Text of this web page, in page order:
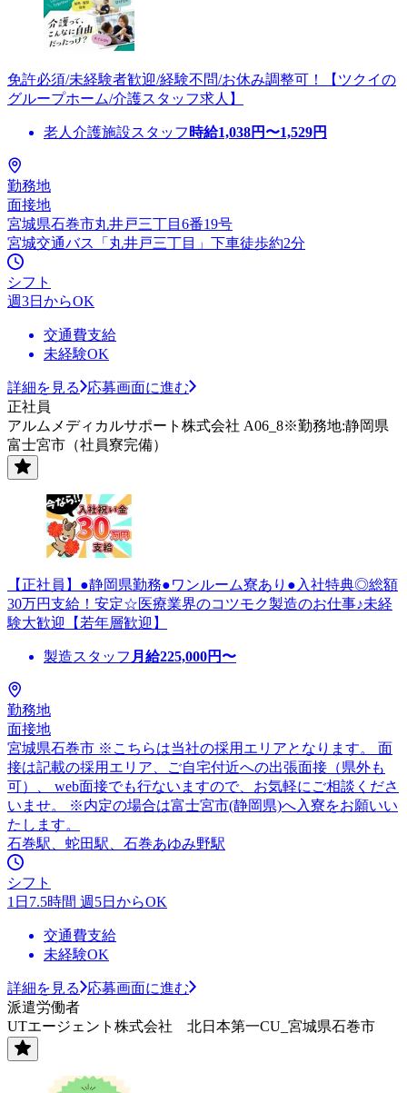
免許必須/未経験者歓迎/経験不問/お休み調整可！【ツクイの
グループホーム/介護スタッフ求人】
老人介護施設スタッフ 時給1,038円〜1,529円
勤務地
面接地
宮城県石巻市丸井戸三丁目6番19号
宮城交通バス「丸井戸三丁目」下車徒歩約2分
シフト
週3日からOK
交通費支給
未経験OK
詳細を見る
応募画面に進む
正社員
アルムメディカルサポート株式会社 A06_8※勤務地:静岡県
富士宮市（社員寮完備）
【正社員】●静岡県勤務●ワンルーム寮あり●入社特典◎総額
30万円支給！安定☆医療業界のコツモク製造のお仕事♪未経
験大歓迎【若年層歓迎】
製造スタッフ 月給225,000円〜
勤務地
面接地
宮城県石巻市 ※こちらは当社の採用エリアとなります。 面
接は記載の採用エリア、ご自宅付近への出張面接（県外も
可）、 web面接でも行ないますので、お気軽にご相談くださ
いませ。 ※内定の場合は富士宮市(静岡県)へ入寮をお願いい
たします。
石巻駅、蛇田駅、石巻あゆみ野駅
シフト
1日7.5時間 週5日からOK
交通費支給
未経験OK
詳細を見る
応募画面に進む
派遣労働者
UTエージェント株式会社 北日本第一CU_宮城県石巻市